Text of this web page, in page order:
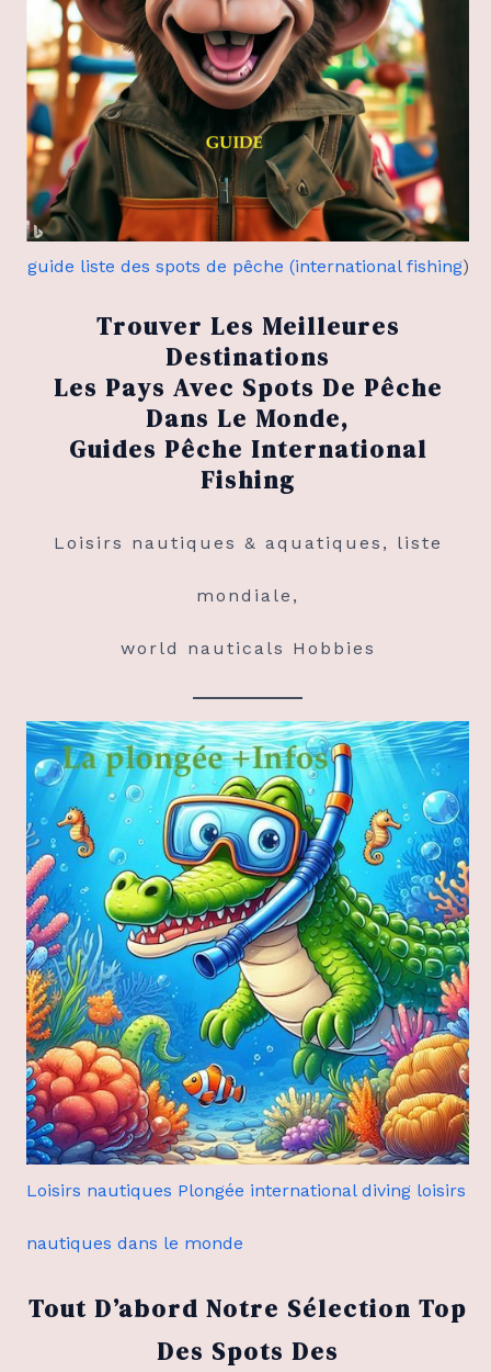
guide liste des spots de pêche (international fishing)
Trouver Les Meilleures
Destinations
Les Pays Avec Spots De Pêche
Dans Le Monde,
Guides Pêche International
Fishing
Loisirs nautiques & aquatiques, liste
mondiale,
world nauticals Hobbies
Loisirs nautiques Plongée international diving loisirs
nautiques dans le monde
Tout D’abord Notre Sélection Top
Des Spots Des